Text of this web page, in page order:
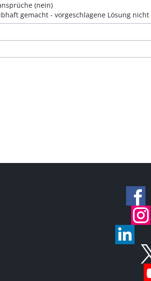
(nein)
gemacht - vorgeschlagene Lösung